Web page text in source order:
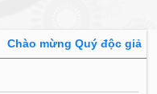
Chào mừng Quý độc giả